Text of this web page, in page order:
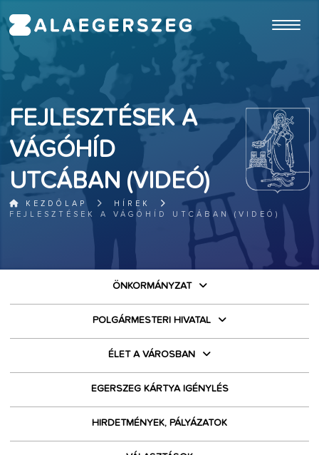
FEJLESZTÉSEK A
VÁGÓHÍD
UTCÁBAN (VIDEÓ)
KEZDŐLAP
HÍREK
FEJLESZTÉSEK A VÁGÓHÍD UTCÁBAN (VIDEÓ)
ÖNKORMÁNYZAT
POLGÁRMESTERI HIVATAL
ÉLET A VÁROSBAN
EGERSZEG KÁRTYA IGÉNYLÉS
HIRDETMÉNYEK, PÁLYÁZATOK